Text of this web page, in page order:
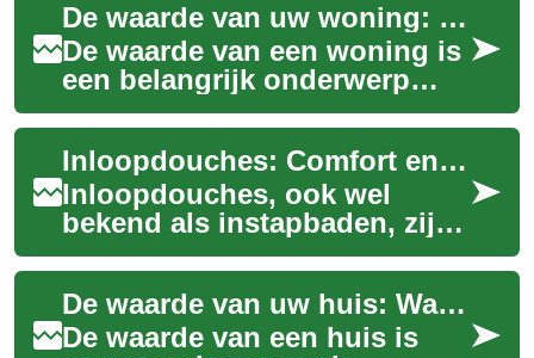
De waarde van uw woning: Wat bepaalt de prijs van uw huis?
De waarde van een woning is
een belangrijk onderwerp
voor zowel huiseigenaren als
potentiële kopers. Het bepaalt
niet...
Inloopdouches: Comfort en Veiligheid voor Uw Badkamer
Inloopdouches, ook wel
bekend als instapbaden, zijn
een innovatieve oplossing
voor mensen die op zoek zijn
naar meer ...
De waarde van uw huis: Wat bepaalt de prijs van uw woning?
De waarde van een huis is